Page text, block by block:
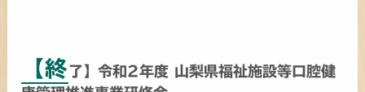
【終了】令和2年度 山梨県福祉施設等口腔健